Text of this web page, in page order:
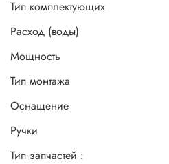
Тип комплектующих
Расход (воды)
Мощность
Тип монтажа
Оснащение
Ручки
Тип запчастей :